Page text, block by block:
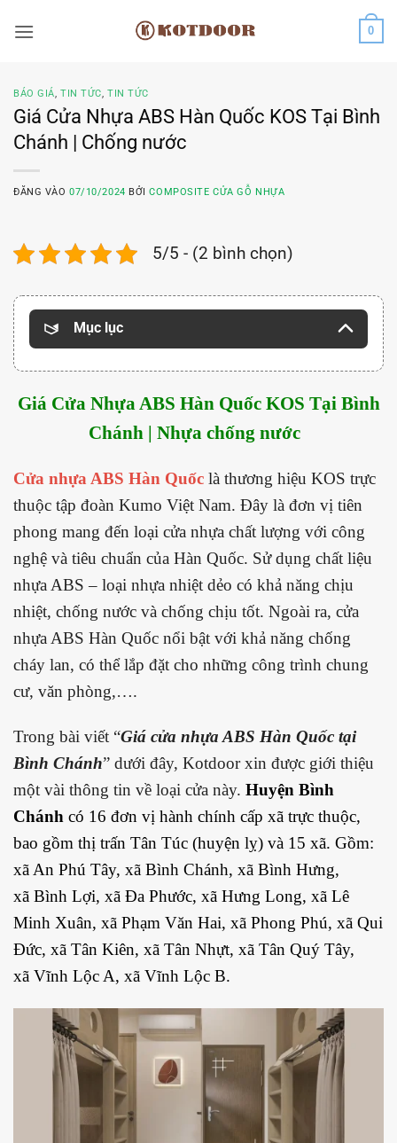
qua
0
BÁO GIÁ,TIN TỨC,TIN TỨC
Giá Cửa Nhựa ABS Hàn Quốc KOS Tại Bình
Chánh | Chống nước
ĐĂNG VÀO07/10/2024 BỞICOMPOSITE CỬA GỖ NHỰA
5/5 - (2 bình chọn)
Mục lục
Giá Cửa Nhựa ABS Hàn Quốc KOS Tại Bình
Chánh | Nhựa chống nước
Cửa nhựa ABS Hàn Quốc là thương hiệu KOS trực
thuộc tập đoàn Kumo Việt Nam. Đây là đơn vị tiên
phong mang đến loại cửa nhựa chất lượng với công
nghệ và tiêu chuẩn của Hàn Quốc. Sử dụng chất liệu
nhựa ABS – loại nhựa nhiệt dẻo có khả năng chịu
nhiệt, chống nước và chống chịu tốt. Ngoài ra, cửa
nhựa ABS Hàn Quốc nổi bật với khả năng chống
cháy lan, có thể lắp đặt cho những công trình chung
cư, văn phòng,….
Trong bài viết “Giá cửa nhựa ABS Hàn Quốc tại
Bình Chánh” dưới đây, Kotdoor xin được giới thiệu
một vài thông tin về loại cửa này. Huyện Bình
Chánh có 16 đơn vị hành chính cấp xã trực thuộc,
bao gồm thị trấn Tân Túc (huyện lỵ) và 15 xã. Gồm:
xã An Phú Tây, xã Bình Chánh, xã Bình Hưng,
xã Bình Lợi, xã Đa Phước, xã Hưng Long, xã Lê
Minh Xuân, xã Phạm Văn Hai, xã Phong Phú, xã Qui
Đức, xã Tân Kiên, xã Tân Nhựt, xã Tân Quý Tây,
xã Vĩnh Lộc A, xã Vĩnh Lộc B.